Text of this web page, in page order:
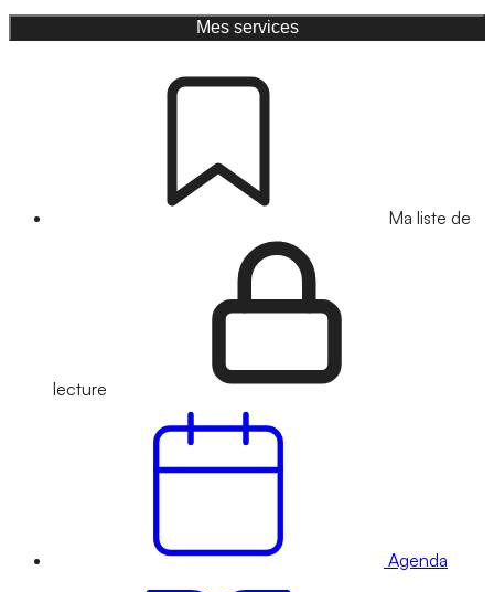
Mes services
Ma liste de
lecture
Agenda